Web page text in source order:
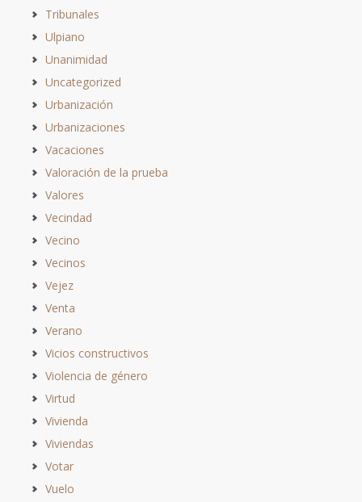
Tribunales
Ulpiano
Unanimidad
Uncategorized
Urbanización
Urbanizaciones
Vacaciones
Valoración de la prueba
Valores
Vecindad
Vecino
Vecinos
Vejez
Venta
Verano
Vicios constructivos
Violencia de género
Virtud
Vivienda
Viviendas
Votar
Vuelo